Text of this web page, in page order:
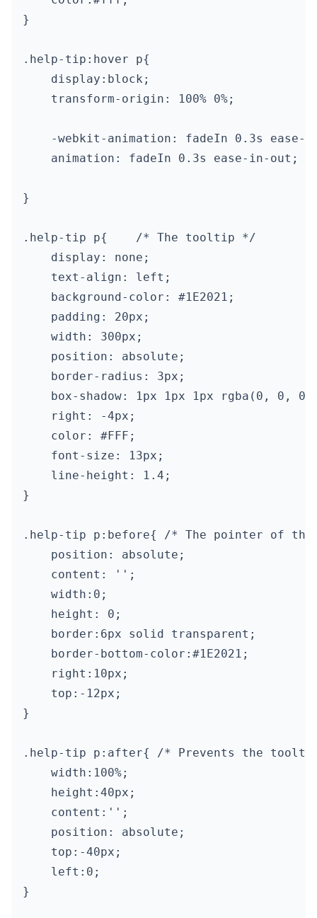
}
.help-tip:hover p{
    display:block;
    transform-origin: 100% 0%;
-webkit-animation: fadeIn 0.3s ease-
    animation: fadeIn 0.3s ease-in-out;
}
.help-tip p{	/* The tooltip */
    display: none;
    text-align: left;
    background-color: #1E2021;
    padding: 20px;
    width: 300px;
    position: absolute;
    border-radius: 3px;
box-shadow: 1px 1px 1px rgba(0, 0, 0,
    right: -4px;
    color: #FFF;
    font-size: 13px;
    line-height: 1.4;
}
.help-tip p:before{ /* The pointer of
    position: absolute;
    content: '';
    width:0;
    height: 0;
    border:6px solid transparent;
    border-bottom-color:#1E2021;
    right:10px;
    top:-12px;
}
.help-tip p:after{ /* Prevents the tooltip
    width:100%;
    height:40px;
    content:'';
    position: absolute;
    top:-40px;
    left:0;
}